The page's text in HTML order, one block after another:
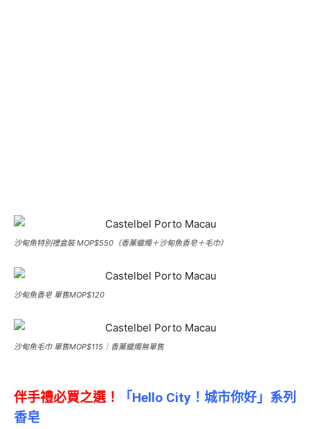
沙甸魚特別禮盒裝 MOP$550（香薰蠟燭＋沙甸魚香皂＋毛巾）
沙甸魚香皂 單售MOP$120
沙甸魚毛巾 單售MOP$115｜香薰蠟燭無單售
伴手禮必買之選！
「Hello City！城市你好」系列
香皂